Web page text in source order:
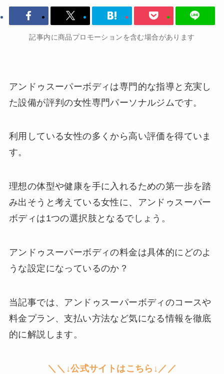
記事内に商品プロモーションを含む場合があります
アンドゥスーパーボディは専門的な指導と充実し
た設備が評判の女性専門パーソナルジムです。
利用している女性の多くから高い評価を得ていま
す。
理想の体型や健康を手に入れるための第一歩を踏
み出そうと考えている女性に、アンドゥスーパー
ボディは1つの選択肢となるでしょう。
アンドゥスーパーボディの料金は具体的にどのよ
うな設定になっているのか？
当記事では、アンドゥスーパーボディのコースや
料金プラン、支払い方法など気になる情報を徹底
的に解説します。
＼＼↓公式サイトはこちら↓／／